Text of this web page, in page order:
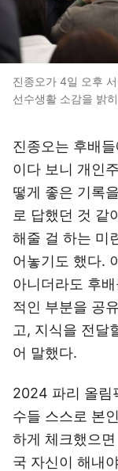
진종오가 4일 오후
선수생활 소감을 밝
진종오는 후배
이다 보니 개인
떻게 좋은 기록
로 답했던 것 같
해줄 걸 하는 미
어놓기도 했다.
아니더라도 후
적인 부분을 공
고, 지식을 전달
어 말했다.
2024 파리 올림
수들 스스로 본
하게 체크했으
국 자신이 해내